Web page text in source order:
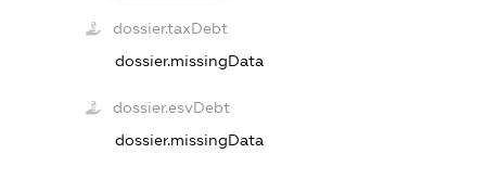
dossier.taxDebt
dossier.missingData
dossier.esvDebt
dossier.missingData